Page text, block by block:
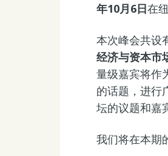
年10月6日在
本次峰会共设
经济与资本市
量级嘉宾将作
的话题，进行
坛的议题和嘉
我们将在本期